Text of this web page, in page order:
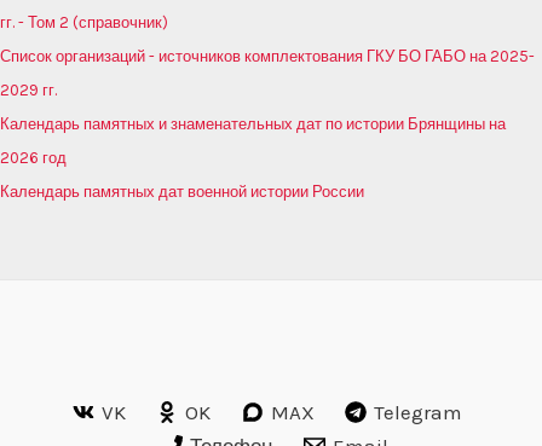
гг. - Том 2 (справочник)
Список организаций - источников комплектования ГКУ БО ГАБО на 2025-
2029 гг.
Календарь памятных и знаменательных дат по истории Брянщины на
2026 год
Календарь памятных дат военной истории России
VK OK MAX
Telegram